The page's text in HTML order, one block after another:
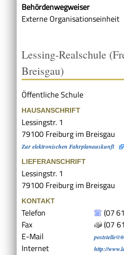
Behördenwegweiser
Externe Organisationseinheit
Lessing-Realschule
Breisgau)
Öffentliche Schule
HAUSANSCHRIFT
Lessingstr. 1
79100 Freiburg im Breisgau
Zur elektronischen Fahrplanauskunft
LIEFERANSCHRIFT
Lessingstr. 1
79100 Freiburg im Breisgau
KONTAKT
Telefon (07
Fax
(07
E-Mail
Internet
http://